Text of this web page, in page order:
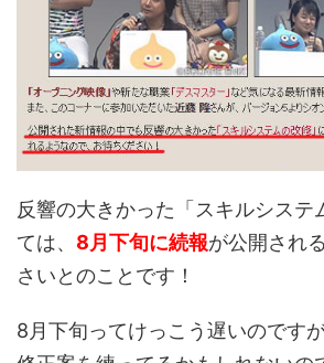
反響の大きかった「スキルシステ
ては、 8月下旬に続報が公開され
さいとのことです！
8月下旬ってけっこう遅いのです